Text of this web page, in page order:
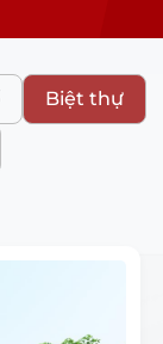
Biệt thự